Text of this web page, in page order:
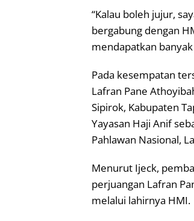
“Kalau boleh jujur,
bergabung dengan
mendapatkan
Pada kesempatan
Lafran Pane
Sipirok, Kabupaten
Yayasan Haji Anif
Pahlawan Nasional,
Menurut Ijeck,
perjuangan Lafran
melalui lahirnya HMI.